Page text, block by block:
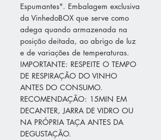
Espumantes". Embalagem exclusiva
da VinhedoBOX que serve como
adega quando armazenada na
posição deitada, ao abrigo de luz
e de variações de temperaturas.
IMPORTANTE: RESPEITE O TEMPO
DE RESPIRAÇÃO DO VINHO
ANTES DO CONSUMO.
RECOMENDAÇÃO: 15MIN EM
DECANTER, JARRA DE VIDRO OU
NA PRÓPRIA TAÇA ANTES DA
DEGUSTAÇÃO.